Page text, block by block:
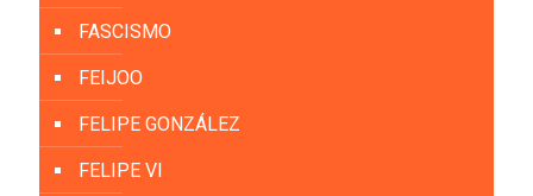
FASCISMO
FEIJOO
FELIPE GONZÁLEZ
FELIPE VI